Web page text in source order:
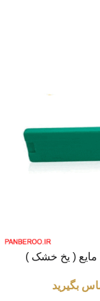
مایع ( یخ خشک )
بگیرید